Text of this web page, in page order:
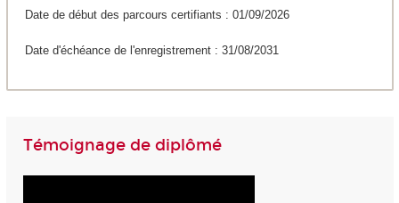
Date de début des parcours certifiants : 01/09/2026
Date d'échéance de l'enregistrement : 31/08/2031
Témoignage de diplômé